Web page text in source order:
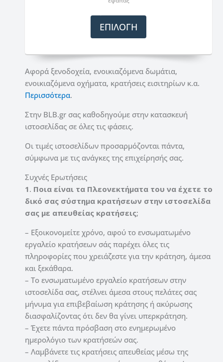
ΕΠΙΛΟΓΗ
Αφορά ξενοδοχεία, ενοικιαζόμενα δωμάτια,
ενοικιαζόμενα οχήματα, κρατήσεις εισιτηρίων κ.α.
Περισσότερα.
Στην BLB.gr σας καθοδηγούμε στην κατασκευή
ιστοσελίδας σε όλες τις φάσεις.
Οι τιμές ιστοσελίδων προσαρμόζονται πάντα,
σύμφωνα με τις ανάγκες της επιχείρησής σας.
Συχνές Ερωτήσεις
1. Ποια είναι τα Πλεονεκτήματα του να έχετε το
δικό σας σύστημα κρατήσεων στην ιστοσελίδα
σας με απευθείας κρατήσεις;
– Εξοικονομείτε χρόνο, αφού το ενσωματωμένο
εργαλείο κρατήσεων σάς παρέχει όλες τις
πληροφορίες που χρειάζεστε για την κράτηση, άμεσα
και ξεκάθαρα.
– Το ενσωματωμένο εργαλείο κρατήσεων στην
ιστοσελίδα σας, στέλνει άμεσα στους πελάτες σας
μήνυμα για επιβεβαίωση κράτησης ή ακύρωσης
διασφαλίζοντας ότι δεν θα γίνει υπερκράτηση.
– Έχετε πάντα πρόσβαση στο ενημερωμένο
ημερολόγιο των κρατήσεών σας.
– Λαμβάνετε τις κρατήσεις απευθείας μέσω της